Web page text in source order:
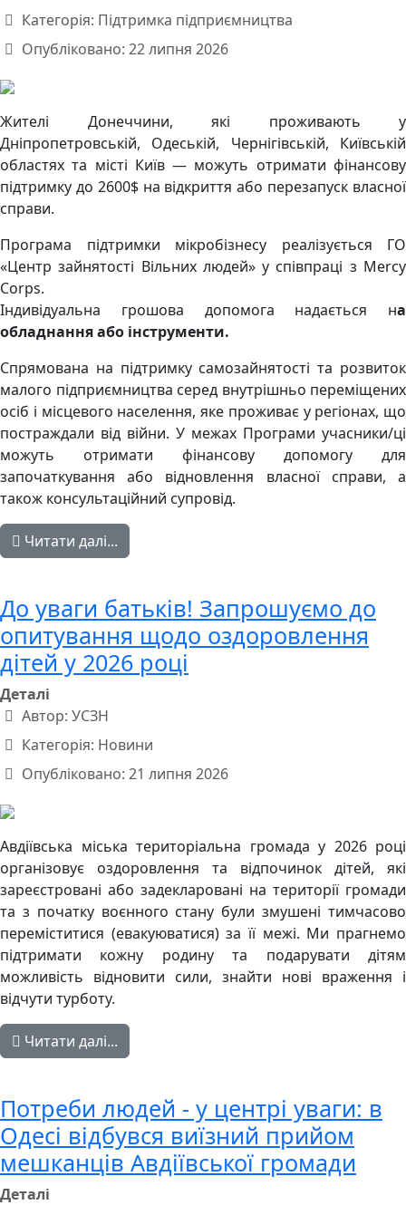
Категорія: Підтримка підприємництва
Опубліковано: 22 липня 2026
Жителі Донеччини, які проживають у
Дніпропетровській, Одеській, Чернігівській, Київській
областях та місті Київ — можуть отримати фінансову
підтримку до 2600$ на відкриття або перезапуск власної
справи.
Програма підтримки мікробізнесу реалізується ГО
«Центр зайнятості Вільних людей» у співпраці з Mercy
Corps.
Індивідуальна грошова допомога надається на
обладнання або інструменти.
Спрямована на підтримку самозайнятості та розвиток
малого підприємництва серед внутрішньо переміщених
осіб і місцевого населення, яке проживає у регіонах, що
постраждали від війни. У межах Програми учасники/ці
можуть отримати фінансову допомогу для
започаткування або відновлення власної справи, а
також консультаційний супровід.
Читати далі...
До уваги батьків! Запрошуємо до
опитування щодо оздоровлення
дітей у 2026 році
Деталі
Автор: УСЗН
Категорія: Новини
Опубліковано: 21 липня 2026
Авдіївська міська територіальна громада у 2026 році
організовує оздоровлення та відпочинок дітей, які
зареєстровані або задекларовані на території громади
та з початку воєнного стану були змушені тимчасово
переміститися (евакуюватися) за її межі. Ми прагнемо
підтримати кожну родину та подарувати дітям
можливість відновити сили, знайти нові враження і
відчути турботу.
Читати далі...
Потреби людей - у центрі уваги: в
Одесі відбувся виїзний прийом
мешканців Авдіївської громади
Деталі